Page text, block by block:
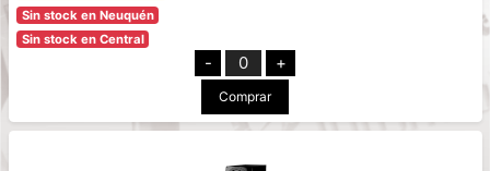
Sin stock en Neuquén
Sin stock en Central
- 0 +
Comprar